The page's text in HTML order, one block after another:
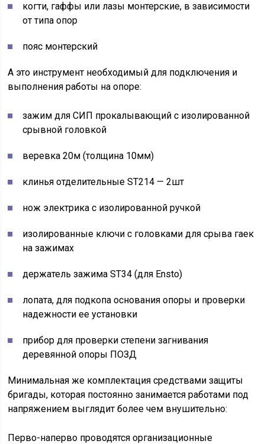
когти, гаффы или лазы монтерские, в зависимости
от типа опор
пояс монтерский
А это инструмент необходимый для подключения и
выполнения работы на опоре:
зажим для СИП прокалывающий с изолированной
срывной головкой
веревка 20м (толщина 10мм)
клинья отделительные ST214 — 2шт
нож электрика с изолированной ручкой
изолированные ключи с головками для срыва гаек
на зажимах
держатель зажима ST34 (для Ensto)
лопата, для подкопа основания опоры и проверки
надежности ее установки
прибор для проверки степени загнивания
деревянной опоры ПОЗД
Минимальная же комплектация средствами защиты
бригады, которая постоянно занимается работами под
напряжением выглядит более чем внушительно:
Перво-наперво проводятся организационные